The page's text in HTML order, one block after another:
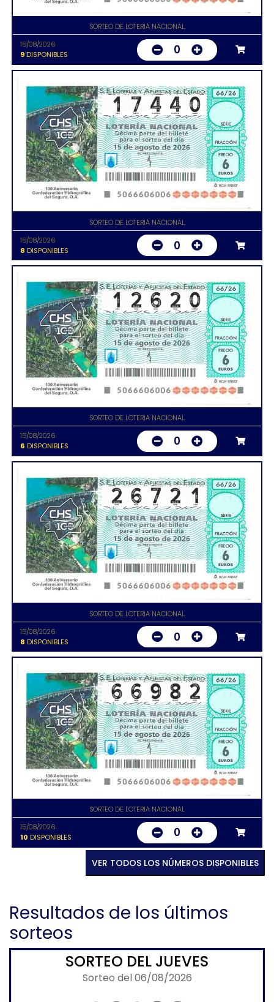
SORTEO DE LOTERIA NACIONAL
15/08/2026
9DISPONIBLES 0
SORTEO DE LOTERIA NACIONAL
15/08/2026
8 DISPONIBLES 0
SORTEO DE LOTERIA NACIONAL
15/08/2026
6 DISPONIBLES 0
SORTEO DE LOTERIA NACIONAL
15/08/2026
8 DISPONIBLES 0
SORTEO DE LOTERIA NACIONAL
15/08/2026
10 DISPONIBLES 0
VER TODOS LOS NÚMEROS DISPONIBLES
Resultados de los últimos
sorteos
SORTEO DEL JUEVES
Sorteo del 06/08/2026